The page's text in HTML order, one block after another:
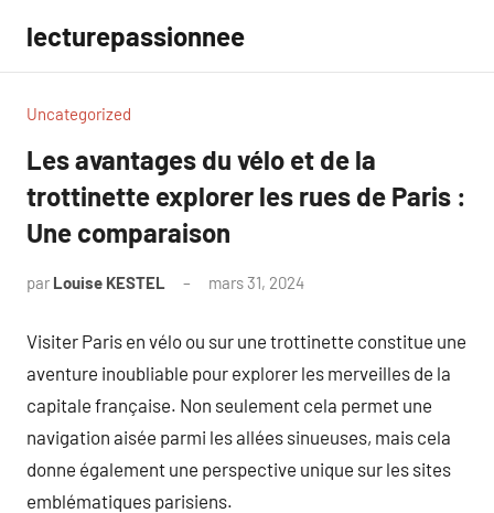
contenu
lecturepassionnee
Uncategorized
Les avantages du vélo et de la
trottinette explorer les rues de Paris :
Une comparaison
par Louise KESTEL mars 31, 2024
Visiter Paris en vélo ou sur une trottinette constitue une
aventure inoubliable pour explorer les merveilles de la
capitale française. Non seulement cela permet une
navigation aisée parmi les allées sinueuses, mais cela
donne également une perspective unique sur les sites
emblématiques parisiens.